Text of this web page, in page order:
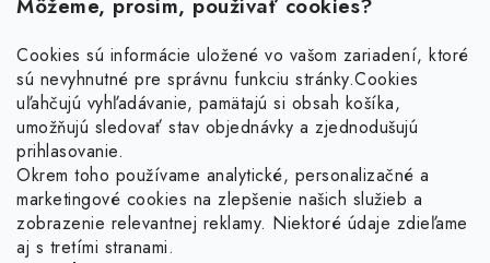
Môžeme, prosím, používať cookies?
Cookies sú informácie uložené vo vašom zariadení, ktoré
sú nevyhnutné pre správnu funkciu stránky.Cookies
uľahčujú vyhľadávanie, pamätajú si obsah košíka,
umožňujú sledovať stav objednávky a zjednodušujú
prihlasovanie.
Okrem toho používame analytické, personalizačné a
marketingové cookies na zlepšenie našich služieb a
zobrazenie relevantnej reklamy. Niektoré údaje zdieľame
aj s tretími stranami.
Facebook
Obľúbené šperky